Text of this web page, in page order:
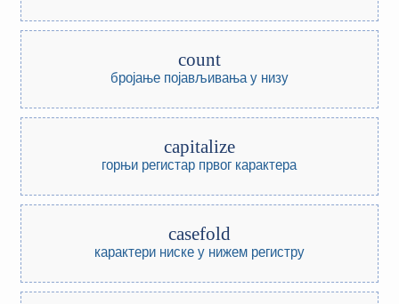
count
бројање појављивања у низу
capitalize
горњи регистар првог карактера
casefold
карактери ниске у нижем регистру